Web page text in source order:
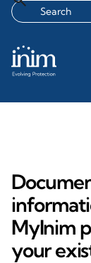
MyInim
your